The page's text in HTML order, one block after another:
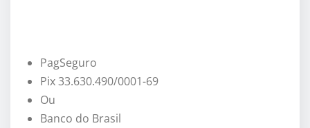
PagSeguro
Pix 33.630.490/0001-69
Ou
Banco do Brasil